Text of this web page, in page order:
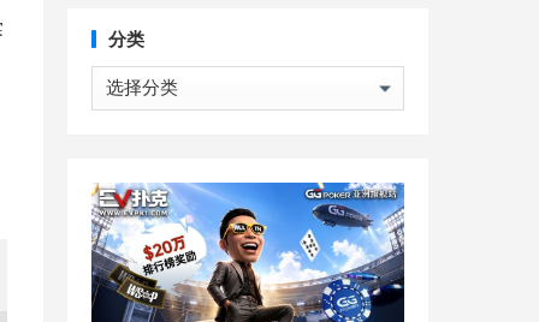
分类
分
类